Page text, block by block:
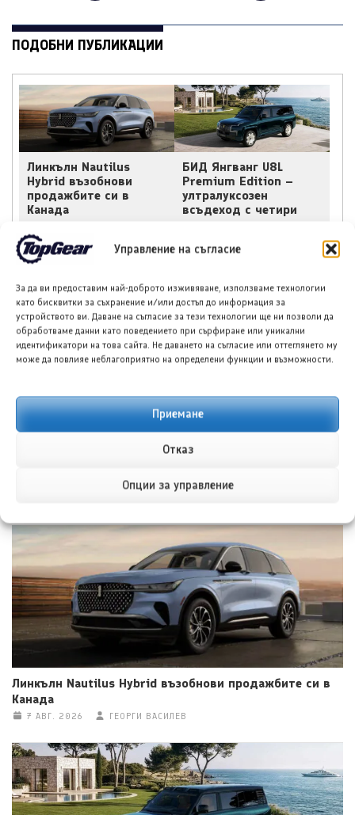
Управление на съгласие
За да ви предоставим най-доброто изживяване, използваме технологии
като бисквитки за съхранение и/или достъп до информация за
устройството ви. Даване на съгласие за тези технологии ще ни позволи да
обработваме данни като поведението при сърфиране или уникални
идентификатори на това сайта. Не даването на съгласие или оттеглянето му
може да повлияе неблагоприятно на определени функции и възможности.
Приемане
Отказ
Опции за управление
ПОДОБНИ ПУБЛИКАЦИИ
Линкълн Nautilus
Hybrid възобнови
продажбите си в
Канада
БИД Янгванг U8L
Premium Edition –
ултралуксозен
всъдеход с четири
Тойота Сиена –
хибридният ван, който
БИД Seal 07 получи
светкавична
Линкълн Nautilus Hybrid възобнови продажбите си в
Канада
7 АВГ. 2026 ГЕОРГИ ВАСИЛЕВ